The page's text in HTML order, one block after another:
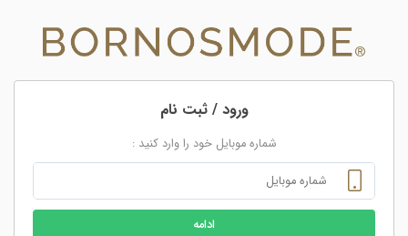
ورود / ثبت نام
شماره موبایل خود را وارد کنید :
ادامه